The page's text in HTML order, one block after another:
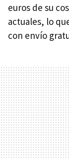
euros de su
actuales, lo
con envío